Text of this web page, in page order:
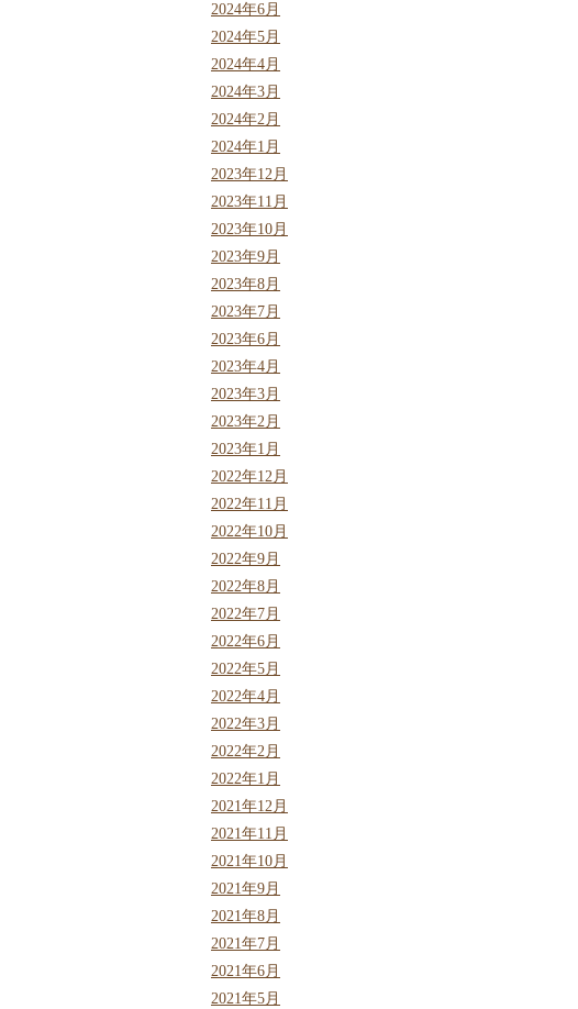
2024年6月
2024年5月
2024年4月
2024年3月
2024年2月
2024年1月
2023年12月
2023年11月
2023年10月
2023年9月
2023年8月
2023年7月
2023年6月
2023年4月
2023年3月
2023年2月
2023年1月
2022年12月
2022年11月
2022年10月
2022年9月
2022年8月
2022年7月
2022年6月
2022年5月
2022年4月
2022年3月
2022年2月
2022年1月
2021年12月
2021年11月
2021年10月
2021年9月
2021年8月
2021年7月
2021年6月
2021年5月